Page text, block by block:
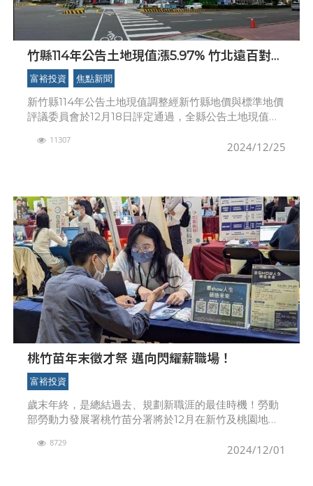
竹縣114年公告土地現值漲5.97% 竹北遠百對面
角地蟬聯地王
富裕投資 焦點新聞
新竹縣114年公告土地現值調整經新竹縣地價與標準地價
評議委員會於12月18日評定通過，全縣公告土地現值平
莊敬南路角地公園段482地號」蟬聯，公告
2024/12/25
11307
桃竹苗年末徵才祭 邁向閃耀薪職場！
富裕投資
歲末年終，是總結過去、規劃新職涯的最佳時機！勞動
部勞動力發展署桃竹苗分署將於12月在新竹及桃園地區
9,300個職缺，涵蓋高薪專業職位及多元工作機會。無
2024/12/01
8729